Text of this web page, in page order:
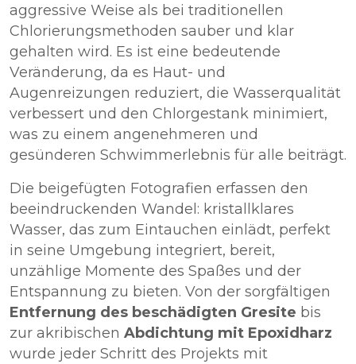
aggressive Weise als bei traditionellen
Chlorierungsmethoden sauber und klar
gehalten wird. Es ist eine bedeutende
Veränderung, da es Haut- und
Augenreizungen reduziert, die Wasserqualität
verbessert und den Chlorgestank minimiert,
was zu einem angenehmeren und
gesünderen Schwimmerlebnis für alle beiträgt.
Die beigefügten Fotografien erfassen den
beeindruckenden Wandel: kristallklares
Wasser, das zum Eintauchen einlädt, perfekt
in seine Umgebung integriert, bereit,
unzählige Momente des Spaßes und der
Entspannung zu bieten. Von der sorgfältigen
Entfernung des beschädigten Gresite bis
zur akribischen Abdichtung mit Epoxidharz
wurde jeder Schritt des Projekts mit